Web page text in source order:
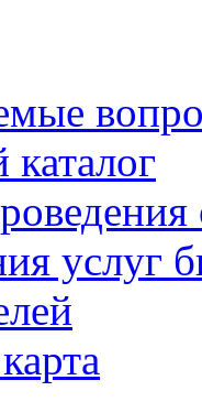
услуг